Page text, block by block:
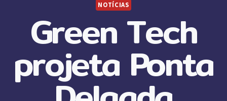
NOTÍCIAS
Green Tech
projeta Ponta